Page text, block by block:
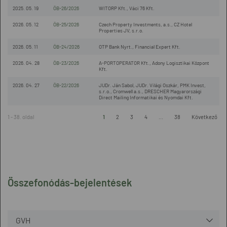
Összefonódás-bejelentések
GVH
2025. 05. 19 ÖB-26/2026 WITORP Kft., Váci 76 Kft.
2026. 05. 12 ÖB-25/2026
Czech Property Investments, a.s., CZ Hotel
Properties JV, s.r.o.
2026. 05. 11 ÖB-24/2026 OTP Bank Nyrt., Financial Expert Kft.
2026. 04. 28 ÖB-23/2026
A-PORTOPERATOR Kft., Adony Logisztikai Központ
Kft.
2026. 04. 27 ÖB-22/2026
JUDr. Ján Sabol, JUDr. Világi Oszkár, PMK Invest,
s.r.o., Cromwell a.s., DRESCHER Magyarországi
Direct Mailing Informatikai és Nyomdai Kft.
1 - 38. oldal 1 2 3 4 38 Következő